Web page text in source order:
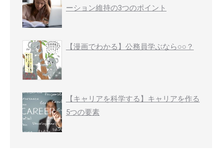
ーション維持の3つのポイント
【漫画でわかる】公務員学ぶなら○○？
【キャリアを科学する】キャリアを作る
5つの要素